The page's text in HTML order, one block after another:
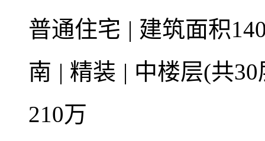
普通住宅 | 建筑面积
南 | 精装 | 中楼层(共
210万